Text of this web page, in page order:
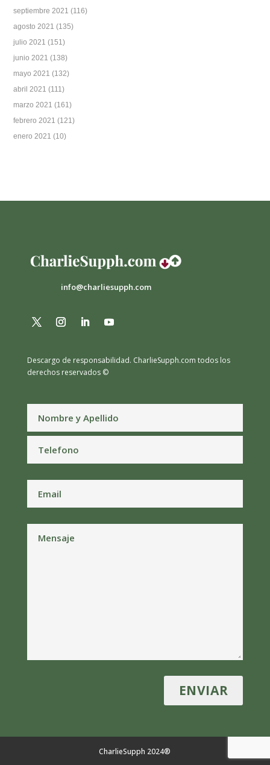
septiembre 2021 (116)
agosto 2021 (135)
julio 2021 (151)
junio 2021 (138)
mayo 2021 (132)
abril 2021 (111)
marzo 2021 (161)
febrero 2021 (121)
enero 2021 (10)
info@charliesupph.com
Descargo de responsabilidad. CharlieSupph.com todos los
derechos reservados ©
CharlieSupph 2024®